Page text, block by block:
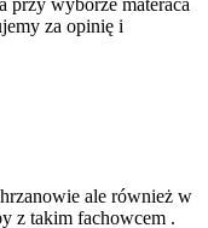
za opinię i
ale również w
z takim fachowcem .